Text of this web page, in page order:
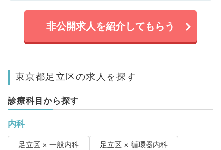
非公開求人を紹介してもらう
東京都足立区の求人を探す
診療科目から探す
内科
足立区 × 一般内科
足立区 × 循環器内科